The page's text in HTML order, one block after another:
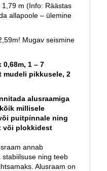
m (Info: Räästas
allapoole – ülemine
Mugav seismine
0,68m, 1 – 7
mudeli pikkusele, 2
alusraamiga
millisele
puitpinnale ning
või plokkidest
annab
ning teeb
Alusraam on